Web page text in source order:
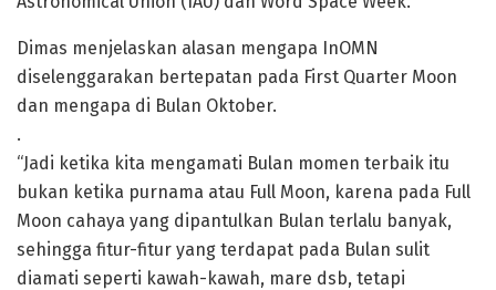
Dimas menjelaskan alasan mengapa InOMN
diselenggarakan bertepatan pada First Quarter Moon
dan mengapa di Bulan Oktober.
.
“Jadi ketika kita mengamati Bulan momen terbaik itu
bukan ketika purnama atau Full Moon, karena pada Full
Moon cahaya yang dipantulkan Bulan terlalu banyak,
sehingga fitur-fitur yang terdapat pada Bulan sulit
diamati seperti kawah-kawah, mare dsb, tetapi